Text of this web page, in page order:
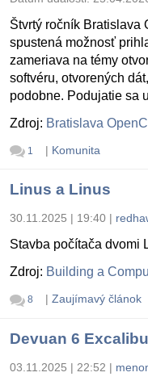
Štvrtý ročník Bratislava
spustená možnosť
zameriava na témy
softvéru, otvorených
podobne. Podujatie sa
Zdroj: Bratislava
1 | Komunita
Linus a Linus
30.11.2025 | 19:40 |
Stavba počítača dvomi
Zdroj: Building a
8 | Zaujímavý článok
Devuan 6
03.11.2025 | 22:52 |